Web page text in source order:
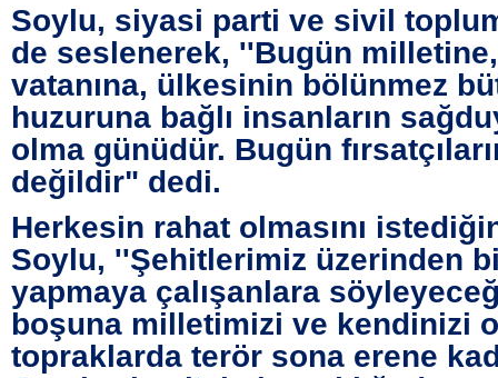
Soylu, siyasi parti ve sivil
de seslenerek, ''Bugün
vatanına, ülkesinin bölünmez
huzuruna bağlı insanların
olma günüdür. Bugün
değildir" dedi.
Herkesin rahat olmasını
Soylu, ''Şehitlerimiz üzerinden
yapmaya çalışanlara
boşuna milletimizi ve kendinizi
topraklarda terör sona erene